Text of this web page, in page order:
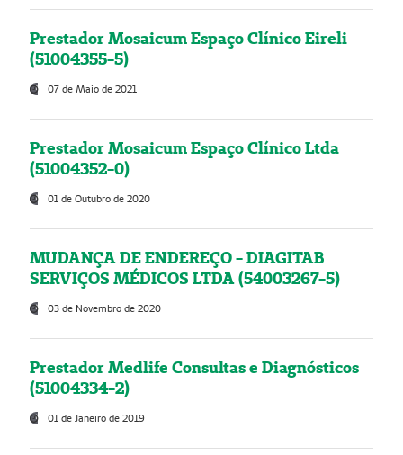
Prestador Mosaicum Espaço Clínico Eireli
(51004355-5)
07 de Maio de 2021
Prestador Mosaicum Espaço Clínico Ltda
(51004352-0)
01 de Outubro de 2020
MUDANÇA DE ENDEREÇO - DIAGITAB
SERVIÇOS MÉDICOS LTDA (54003267-5)
03 de Novembro de 2020
Prestador Medlife Consultas e Diagnósticos
(51004334-2)
01 de Janeiro de 2019